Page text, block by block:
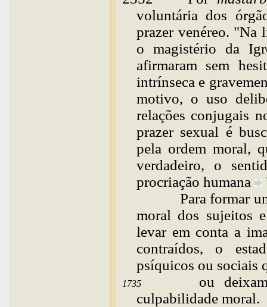
voluntária dos
prazer venéreo. "Na
o magistério da
afirmaram sem
intrínseca e
motivo, o uso
relações conjugais
prazer sexual é
pela ordem moral,
verdadeiro, o
procriação humana
Para formar um
moral dos sujeitos
levar em conta a
contraídos, o
psíquicos ou sociais
1735 ou
culpabilidade moral.